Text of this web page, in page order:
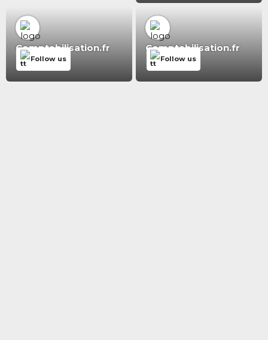
Comptabilisation.fr
Follow us
Comptabilisation.fr
Follow us